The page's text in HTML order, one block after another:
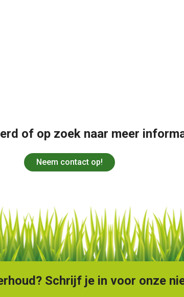
of op zoek naar meer
Neem contact op!
Schrijf je in voor onze